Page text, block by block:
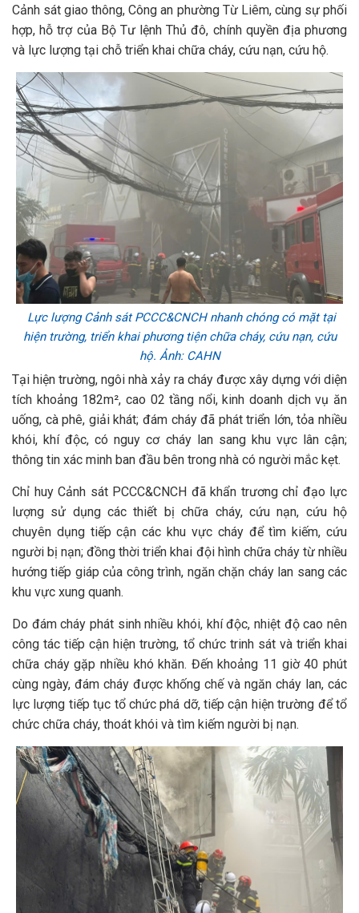
Cảnh sát giao thông, Công an phường Từ Liêm, cùng sự phối
hợp, hỗ trợ của Bộ Tư lệnh Thủ đô, chính quyền địa phương
và lực lượng tại chỗ triển khai chữa cháy, cứu nạn, cứu hộ.
Lực lượng Cảnh sát PCCC&CNCH nhanh chóng có mặt tại
hiện trường, triển khai phương tiện chữa cháy, cứu nạn, cứu
hộ. Ảnh: CAHN
Tại hiện trường, ngôi nhà xảy ra cháy được xây dựng với diện
tích khoảng 182m², cao 02 tầng nổi, kinh doanh dịch vụ ăn
uống, cà phê, giải khát; đám cháy đã phát triển lớn, tỏa nhiều
khói, khí độc, có nguy cơ cháy lan sang khu vực lân cận;
thông tin xác minh ban đầu bên trong nhà có người mắc kẹt.
Chỉ huy Cảnh sát PCCC&CNCH đã khẩn trương chỉ đạo lực
lượng sử dụng các thiết bị chữa cháy, cứu nạn, cứu hộ
chuyên dụng tiếp cận các khu vực cháy để tìm kiếm, cứu
người bị nạn; đồng thời triển khai đội hình chữa cháy từ nhiều
hướng tiếp giáp của công trình, ngăn chặn cháy lan sang các
khu vực xung quanh.
Do đám cháy phát sinh nhiều khói, khí độc, nhiệt độ cao nên
công tác tiếp cận hiện trường, tổ chức trinh sát và triển khai
chữa cháy gặp nhiều khó khăn. Đến khoảng 11 giờ 40 phút
cùng ngày, đám cháy được khống chế và ngăn cháy lan, các
lực lượng tiếp tục tổ chức phá dỡ, tiếp cận hiện trường để tổ
chức chữa cháy, thoát khói và tìm kiếm người bị nạn.